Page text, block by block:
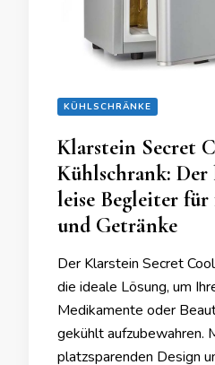
KÜHLSCHRÄNKE
Klarstein Secret
Kühlschrank:
leise Begleiter für
und Getränke
Der Klarstein Secret
die ideale Lösung, um
Medikamente oder
gekühlt aufzubewahren.
platzsparenden Design